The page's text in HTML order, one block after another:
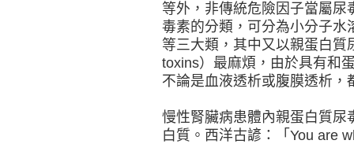
等外，非傳統危險因子當屬
毒素的分類，可分為小分子水
等三大類，其中又以親蛋白
toxins）最麻煩，由於具有和
不論是血液透析或腹膜透析，
慢性腎臟病患體內親蛋白質尿
白質。西洋古諺：「You are